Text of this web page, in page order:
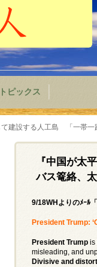
トピックス
て建設する人工島 「一帯
『中国が太
バス篭絡、
9/18WHよりのﾒｰﾙ「
President Trump:
President Trump is
misleading, and
Divisive and